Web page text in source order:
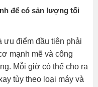
để có sản lượng tối
ưu điểm đầu tiên phải
mạnh mẽ và công
Mỗi giờ có thể cho ra
tùy theo loại máy và